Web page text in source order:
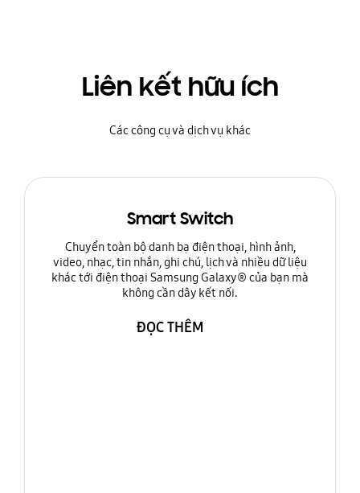
Liên kết hữu ích
Các công cụ và dịch vụ khác
Smart Switch
Chuyển toàn bộ danh bạ điện thoại, hình ảnh,
video, nhạc, tin nhắn, ghi chú, lịch và nhiều dữ liệu
khác tới điện thoại Samsung Galaxy® của bạn mà
không cần dây kết nối.
ĐỌC THÊM